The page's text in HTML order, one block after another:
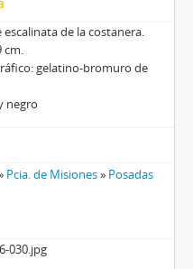
de la costanera.
cm.
gelatino-bromuro de
negro
Pcia. de Misiones» Posadas
030.jpg